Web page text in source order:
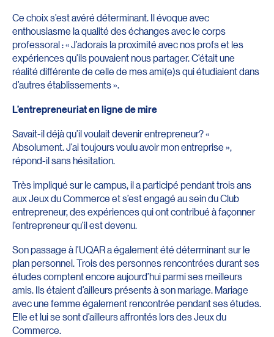
Ce choix s’est avéré déterminant. Il évoque avec
enthousiasme la qualité des échanges avec le corps
professoral : « J’adorais la proximité avec nos profs et les
expériences qu’ils pouvaient nous partager. C’était une
réalité différente de celle de mes ami(e)s qui étudiaient dans
d’autres établissements ».
L’entrepreneuriat en ligne de mire
Savait-il déjà qu’il voulait devenir entrepreneur? «
Absolument. J’ai toujours voulu avoir mon entreprise »,
répond-il sans hésitation.
Très impliqué sur le campus, il a participé pendant trois ans
aux Jeux du Commerce et s’est engagé au sein du Club
entrepreneur, des expériences qui ont contribué à façonner
l’entrepreneur qu’il est devenu.
Son passage à l’UQAR a également été déterminant sur le
plan personnel. Trois des personnes rencontrées durant ses
études comptent encore aujourd’hui parmi ses meilleurs
amis. Ils étaient d’ailleurs présents à son mariage. Mariage
avec une femme également rencontrée pendant ses études.
Elle et lui se sont d’ailleurs affrontés lors des Jeux du
Commerce.